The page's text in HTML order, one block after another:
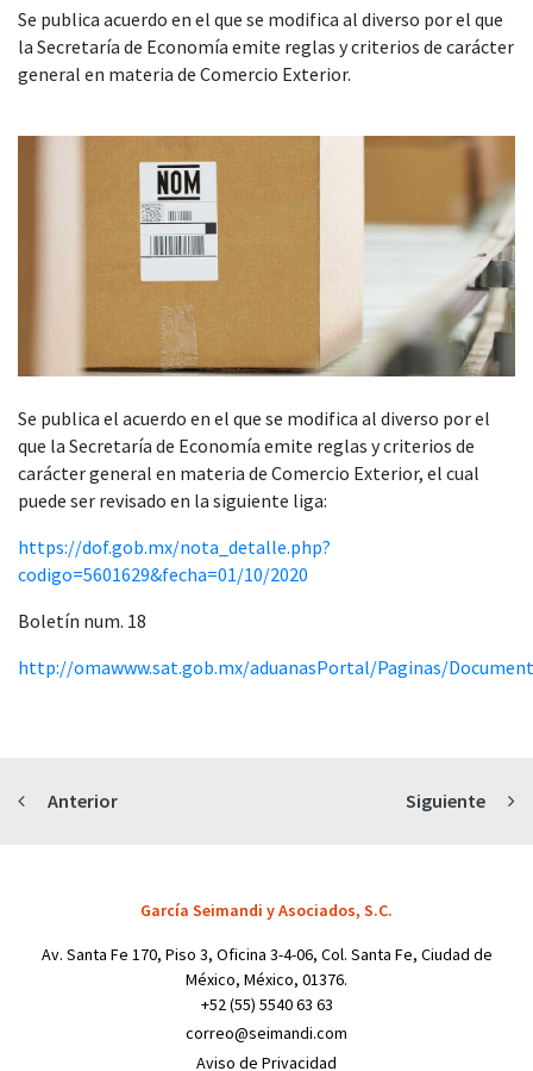
Se publica acuerdo en el que se modifica al diverso por el que
la Secretaría de Economía emite reglas y criterios de carácter
general en materia de Comercio Exterior.
Se publica el acuerdo en el que se modifica al diverso por el
que la Secretaría de Economía emite reglas y criterios de
carácter general en materia de Comercio Exterior, el cual
puede ser revisado en la siguiente liga:
https://dof.gob.mx/nota_detalle.php?
codigo=5601629&fecha=01/10/2020
Boletín num. 18
http://omawww.sat.gob.mx/aduanasPortal/Paginas/
Anterior Siguiente
García Seimandi y Asociados, S.C.
Av. Santa Fe 170, Piso 3, Oficina 3-4-06, Col. Santa Fe, Ciudad de
México, México, 01376.
+52 (55) 5540 63 63
correo@seimandi.com
Aviso de Privacidad